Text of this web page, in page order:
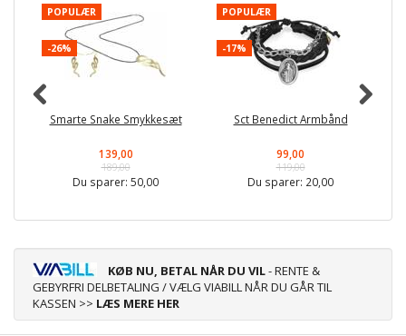
POPULÆR
-26%
Smarte Snake Smykkesæt
139,00
189,00
Du sparer: 50,00
POPULÆR
-17%
Sct Benedict Armbånd
99,00
119,00
Du sparer: 20,00
KØB NU, BETAL NÅR DU VIL- RENTE &
GEBYRFRI DELBETALING / VÆLG VIABILL NÅR DU GÅR TIL
KASSEN >> LÆS MERE HER